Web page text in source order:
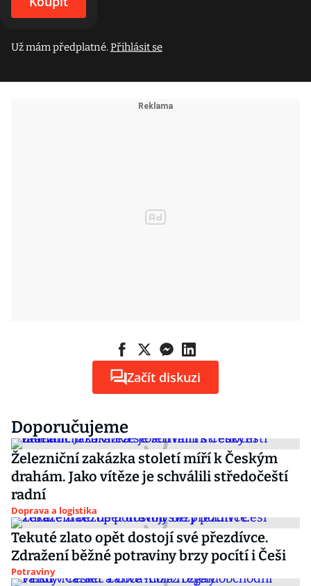
Už mám předplatné.Přihlásit se
Začít diskuzi
Doporučujeme
Železniční zakázka století míří k Českým
drahám. Jako vítěze je schválili středočeští
radní
Doprava a logistika
Tekuté zlato opět dostojí své přezdívce.
Zdražení běžné potraviny brzy pocítí i Češi
Potraviny